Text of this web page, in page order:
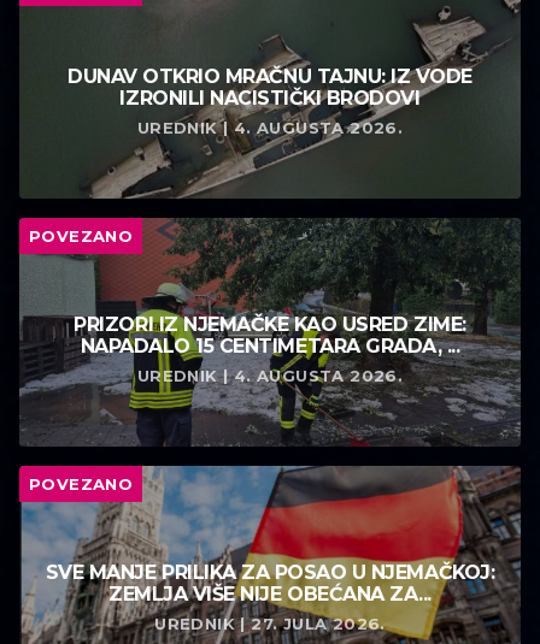
DUNAV OTKRIO MRAČNU TAJNU: IZ VODE
IZRONILI NACISTIČKI BRODOVI
UREDNIK | 4. AUGUSTA 2026.
POVEZANO
PRIZORI IZ NJEMAČKE KAO USRED ZIME:
NAPADALO 15 CENTIMETARA GRADA, ...
UREDNIK | 4. AUGUSTA 2026.
POVEZANO
SVE MANJE PRILIKA ZA POSAO U NJEMAČKOJ:
ZEMLJA VIŠE NIJE OBEĆANA ZA...
UREDNIK | 27. JULA 2026.